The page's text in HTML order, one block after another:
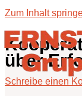
Zum Inhalt
über
Schreibe einen